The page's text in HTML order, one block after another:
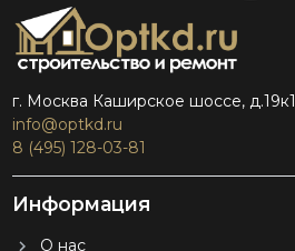
г. Москва Каширское шоссе, д.19к1
info@optkd.ru
8 (495) 128-03-81
Информация
О нас